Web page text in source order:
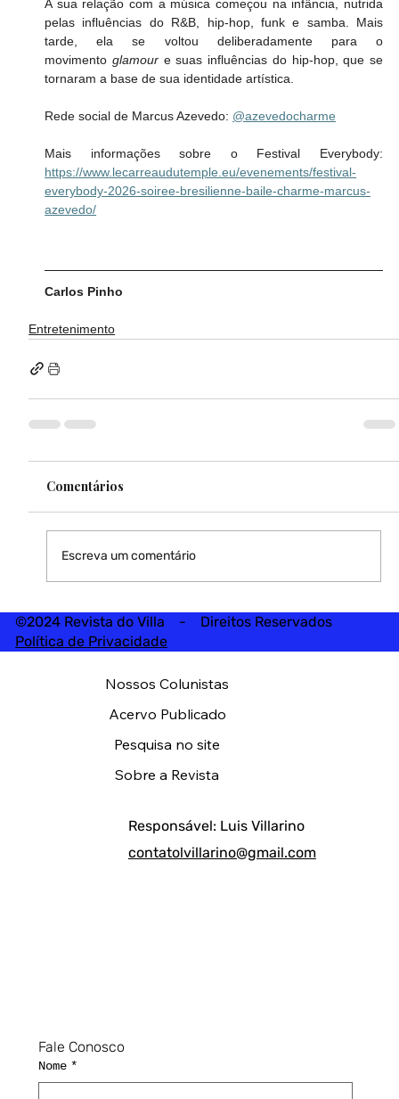
A sua relação com a música começou na infância, nutrida
pelas influências do R&B, hip-hop, funk e samba. Mais
tarde, ela se voltou deliberadamente para o
movimento glamour e suas influências do hip-hop, que se
tornaram a base de sua identidade artística.
Rede social de Marcus Azevedo: @azevedocharme
https://www.lecarreaudutemple.eu/evenements/festival-
everybody-2026-soiree-bresilienne-baile-charme-marcus-
azevedo/
Carlos Pinho
Entretenimento
Comentários
Escreva um comentário
©2024 Revista do Villa - Direitos Reservados
Política de Privacidade
Fale Conosco
Nome *
Responsável: Luis Villarino
contatolvillarino@gmail.com
Nossos Colunistas
Acervo Publicado
Pesquisa no site
Sobre a Revista